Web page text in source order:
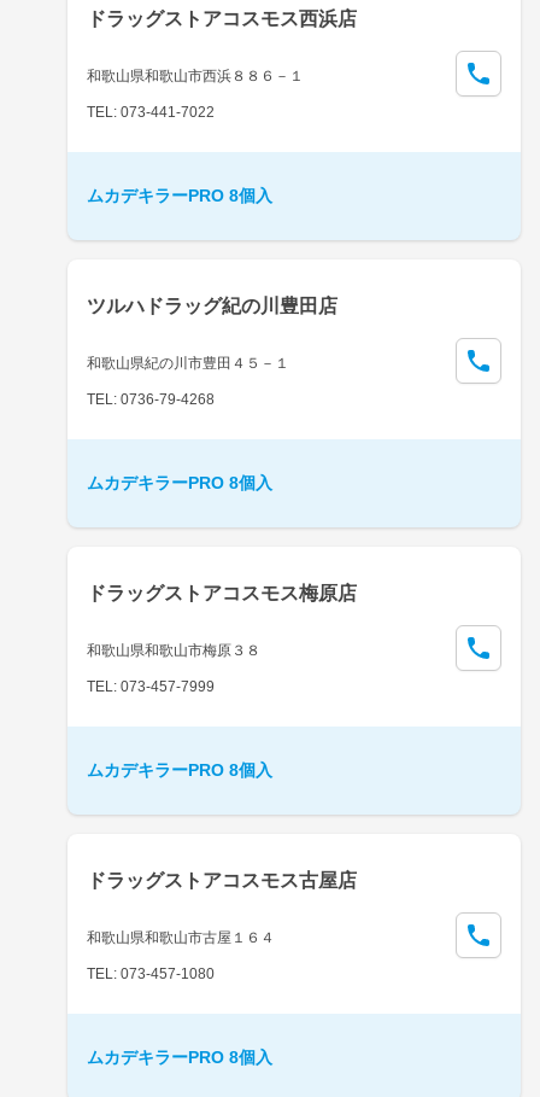
ドラッグストアコスモス西浜店
和歌山県和歌山市西浜８８６－１
TEL: 073-441-7022
ムカデキラーPRO 8個入
ツルハドラッグ紀の川豊田店
和歌山県紀の川市豊田４５－１
TEL: 0736-79-4268
ムカデキラーPRO 8個入
ドラッグストアコスモス梅原店
和歌山県和歌山市梅原３８
TEL: 073-457-7999
ムカデキラーPRO 8個入
ドラッグストアコスモス古屋店
和歌山県和歌山市古屋１６４
TEL: 073-457-1080
ムカデキラーPRO 8個入